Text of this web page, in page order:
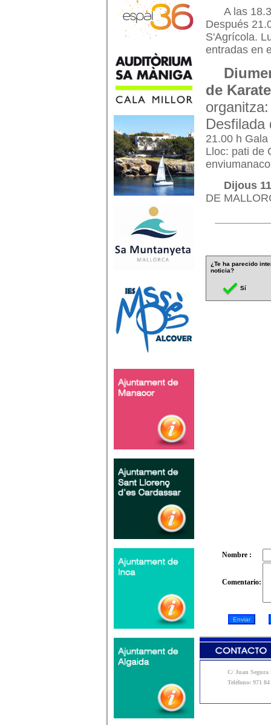
A las
Después
S'Agrícola.
entradas en
de
Desfilada
21.00 h
Lloc: pati de
Dijous
DE
¿Te ha parecido
noticia?
Sí
Nombre :
Comentario:
C/ Juan Segura
Teléfono: 971